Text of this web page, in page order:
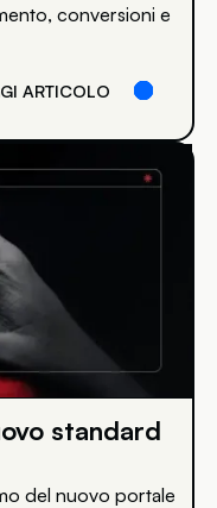
conversioni e
ARTICOLO
standard
del nuovo portale